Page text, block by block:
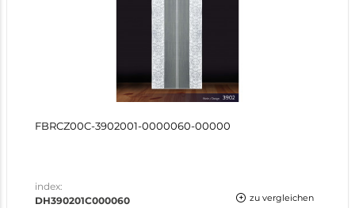
FBRCZ00C-3902001-0000060-00000
index:
DH390201C000060
zu vergleichen